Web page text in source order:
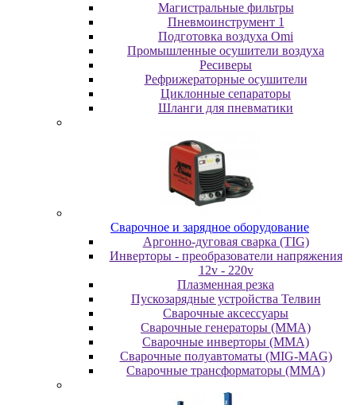
Магистральные фильтры
Пневмоинструмент 1
Подготовка воздуха Omi
Промышленные осушители воздуха
Ресиверы
Рефрижераторные осушители
Циклонные сепараторы
Шланги для пневматики
Cвapoчнoe и зарядное оборудование
Аргонно-дуговая сварка (TIG)
Инверторы - преобразователи напряжения
12v - 220v
Плазменная резка
Пускозарядные устройства Телвин
Сварочные аксессуары
Сварочные генераторы (MMA)
Сварочные инверторы (MMA)
Сварочные полуавтоматы (MIG-MAG)
Сварочные трансформаторы (MMA)